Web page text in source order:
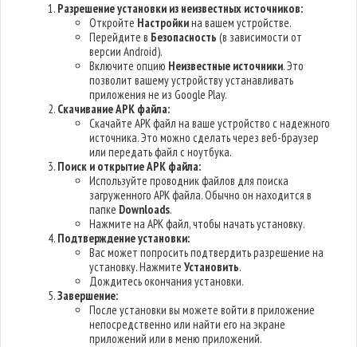
Разрешение установки из неизвестных источников:
Откройте Настройкина вашем устройстве.
Перейдите в Безопасность (в зависимости от
версии Android).
Включите опцию Неизвестные источники. Это
позволит вашему устройству устанавливать
приложения не из Google Play.
Скачивание APK файла:
Скачайте APK файл на ваше устройство с надежного
источника. Это можно сделать через веб-браузер
или передать файл с ноутбука.
Поиск и открытие APK файла:
Используйте проводник файлов для поиска
загруженного APK файла. Обычно он находится в
папке Downloads.
Нажмите на APK файл, чтобы начать установку.
Подтверждение установки:
Вас может попросить подтвердить разрешение на
установку. НажмитеУстановить.
Дождитесь окончания установки.
Завершение:
После установки вы можете войти в приложение
непосредственно или найти его на экране
приложений или в меню приложений.